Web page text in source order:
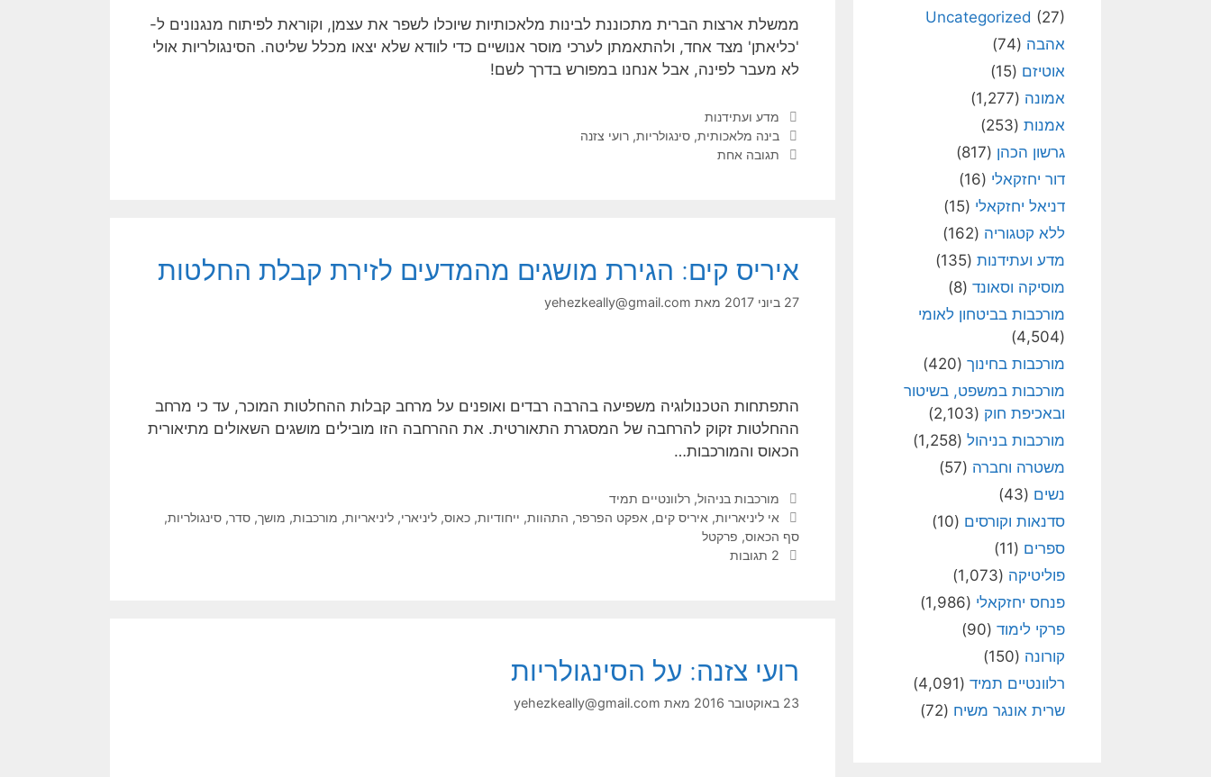
ממשלת ארצות הברית מתכוננת לבינות מלאכותיות שיוכלו לשפר את עצמן, וקוראת לפיתוח מנגנונים ל-
'כליאתן' מצד אחד, ולהתאמתן לערכי מוסר אנושיים כדי לוודא שלא יצאו מכלל שליטה. הסינגולריות אולי
לא מעבר לפינה, אבל אנחנו במפורש בדרך לשם!
קטגוריות
מדע ועתידנות
תגיות
בינה מלאכותית, סינגולריות, רועי צזנה
תגובה אחת
איריס קים: הגירת מושגים מהמדעים לזירת קבלת החלטות
27 ביוני 2017 מאת yehezkeally@gmail.com
התפתחות הטכנולוגיה משפיעה בהרבה רבדים ואופנים על מרחב קבלות ההחלטות המוכר, עד כי מרחב
ההחלטות זקוק להרחבה של המסגרת התאורטית. את ההרחבה הזו מובילים מושגים השאולים מתיאורית
הכאוס והמורכבות…
קטגוריות
מורכבות בניהול, רלוונטיים תמיד
תגיות
אי ליניאריות, איריס קים, אפקט הפרפר, התהוות, ייחודיות, כאוס, ליניארי, ליניאריות, מורכבות, מושך, סדר, סינגולריות,
סף הכאוס, פרקטל
2 תגובות
רועי צזנה: על הסינגולריות
23 באוקטובר 2016 מאת yehezkeally@gmail.com
Uncategorized (27)
אהבה (74)
אוטיזם (15)
אמונה (1,277)
אמנות (253)
גרשון הכהן (817)
דור יחזקאלי (16)
דניאל יחזקאלי (15)
ללא קטגוריה (162)
מדע ועתידנות (135)
מוסיקה וסאונד (8)
מורכבות בביטחון לאומי
(4,504)
מורכבות בחינוך (420)
מורכבות במשפט, בשיטור
ובאכיפת חוק (2,103)
מורכבות בניהול (1,258)
משטרה וחברה (57)
נשים (43)
סדנאות וקורסים (10)
ספרים (11)
פוליטיקה (1,073)
פנחס יחזקאלי (1,986)
פרקי לימוד (90)
קורונה (150)
רלוונטיים תמיד (4,091)
שרית אונגר משיח (72)